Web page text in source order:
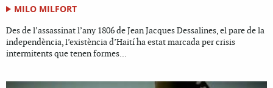
MILO MILFORT
Des de l’assassinat l’any 1806 de Jean Jacques Dessalines, el pare de la
independència, l’existència d’Haití ha estat marcada per crisis
intermitents que tenen formes...